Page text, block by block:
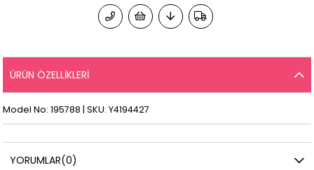
ÜRÜN ÖZELLIKLERI
Model No: 195788 | SKU: Y4194427
YORUMLAR(0)